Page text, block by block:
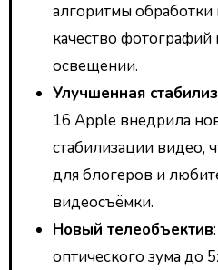
алгоритмы
качество фотографий
освещении.
Улучшенная
16 Apple внедрила
стабилизации видео,
для блогеров и
видеосъёмки.
Новый телеобъектив
оптического зума до